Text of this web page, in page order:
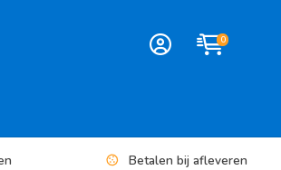
0
Betalen bij afleveren